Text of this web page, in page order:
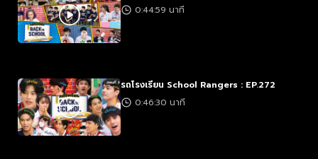
0:44:59 นาที
รถโรงเรียน School Rangers : EP.272
0:46:30 นาที